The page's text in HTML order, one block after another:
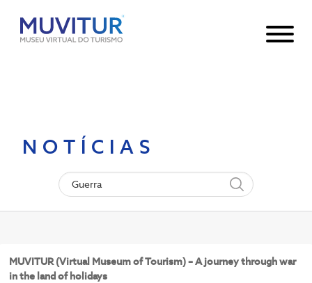
Notice: Undefined index: HTTP_ACCEPT_LANGUAGE in
/var/www/html/core/main/App.php
NOTÍCIAS
MUVITUR (Virtual Museum of Tourism) – A journey through war
in the land of holidays